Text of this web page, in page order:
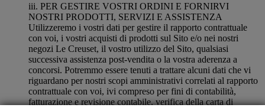
iii. PER GESTIRE VOSTRI ORDINI E FORNIRVI
NOSTRI PRODOTTI, SERVIZI E ASSISTENZA
Utilizzeremo i vostri dati per gestire il rapporto contrattuale
con voi, i vostri acquisti di prodotti sul Sito e/o nei nostri
negozi Le Creuset, il vostro utilizzo del Sito, qualsiasi
successiva assistenza post-vendita o la vostra aderenza a
concorsi. Potremmo essere tenuti a trattare alcuni dati che vi
riguardano per nostri scopi amministrativi correlati al rapporto
contrattuale con voi, ivi compreso per fini di contabilità,
fatturazione e revisione contabile, verifica della carta di